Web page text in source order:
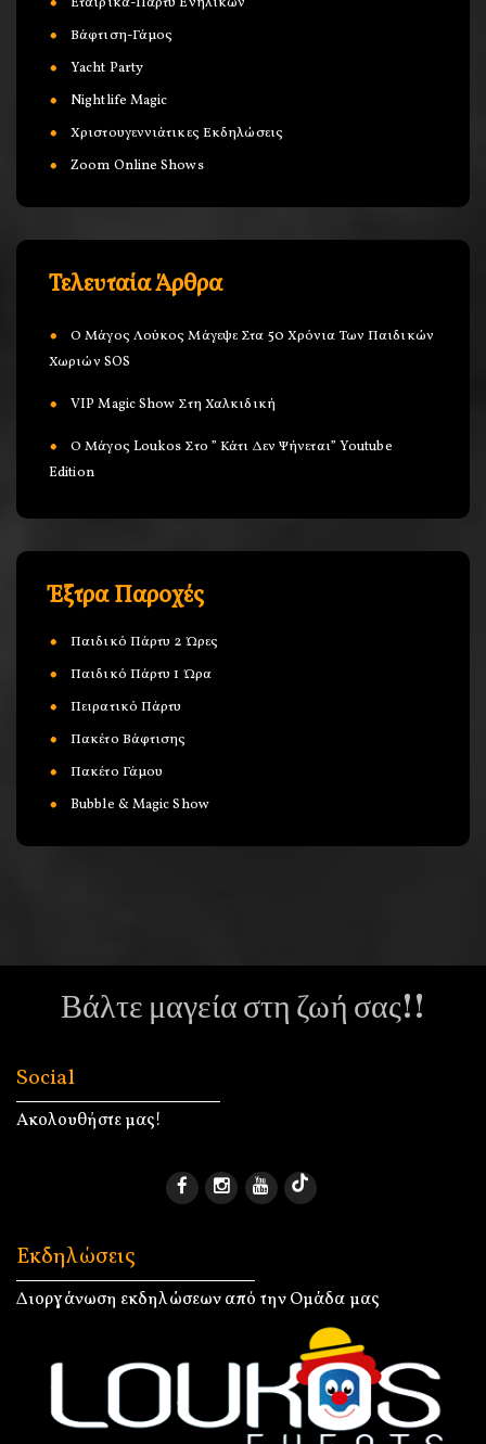
Βάφτιση-Γάμος
Yacht Party
Nightlife Magic
Χριστουγεννιάτικες Εκδηλώσεις
Zoom Online Shows
Τελευταία Άρθρα
Ο Μάγος Λούκος Μάγεψε Στα 50 Χρόνια Των Παιδικών
Χωριών SOS
VIP Magic Show Στη Χαλκιδική
Ο Μάγος Loukos Στο ” Κάτι Δεν Ψήνεται” Youtube
Edition
Έξτρα Παροχές
Παιδικό Πάρτυ 2 Ώρες
Παιδικό Πάρτυ 1 Ώρα
Πειρατικό Πάρτυ
Πακέτο Βάφτισης
Πακέτο Γάμου
Bubble & Magic Show
Βάλτε μαγεία στη ζωή σας!!
Social
Ακολουθήστε μας!
Εκδηλώσεις
Διοργάνωση εκδηλώσεων από την Ομάδα μας